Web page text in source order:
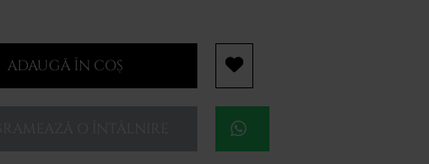
ADAUGĂ ÎN COȘ